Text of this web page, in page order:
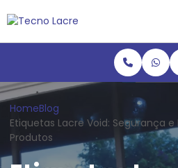
HomeBlog
Etiquetas Lacre Void: Segurança
Produtos